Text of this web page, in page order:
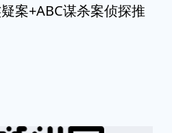
案+ABC谋杀案侦探推